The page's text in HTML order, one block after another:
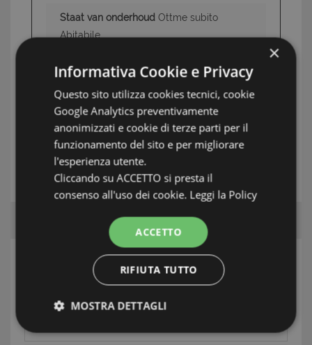
Staat van onderhoud Ottme subito
Abitabile
INFORMATIE: TIGULLIO
TAG: Appartementen, Chiavari/Zoagli, Tigullio
UW MAKELAAR
×
Informativa Cookie e Privacy
Questo sito utilizza cookies tecnici, cookie
Google Analytics preventivamente
anonimizzati e cookie di terze parti per il
funzionamento del sito e per migliorare
l'esperienza utente.
Cliccando su ACCETTO si presta il
consenso all'uso dei cookie. Leggi la Policy
ACCETTO
RIFIUTA TUTTO
MOSTRA DETTAGLI
Strettamente necessari e Statistiche